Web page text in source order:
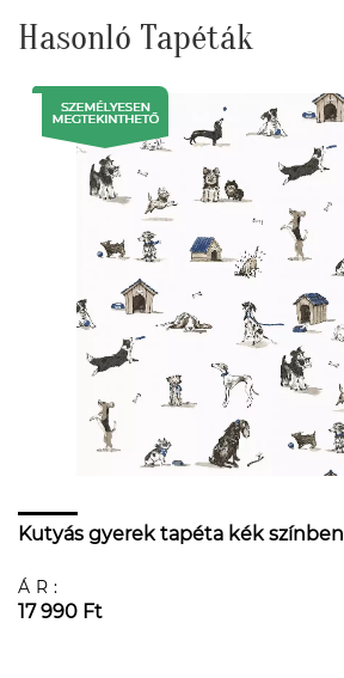
Hasonló Tapéták
Kutyás gyerek tapéta kék színben
ÁR:
17 990 Ft